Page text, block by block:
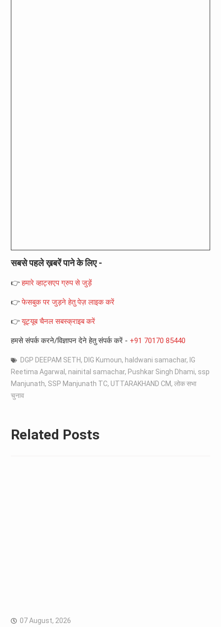
सबसे पहले ख़बरें पाने के लिए -
👉हमारे व्हाट्सएप ग्रुप से जुड़ें
👉फेसबुक पर जुड़ने हेतु पेज़ लाइक करें
👉यूट्यूब चैनल सबस्क्राइब करें
हमसे संपर्क करने/विज्ञापन देने हेतु संपर्क करें - +91 70170 85440
DGP DEEPAM SETH, DIG Kumoun, haldwani samachar, IG
Reetima Agarwal , nainital samachar, Pushkar Singh Dhami, ssp
Manjunath, SSP Manjunath TC, UTTARAKHAND CM, लोक सभा
चुनाव
Related Posts
07 August, 2026